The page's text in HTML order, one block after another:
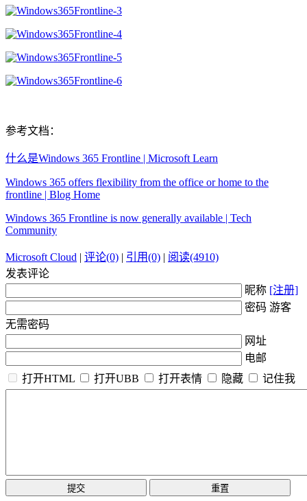
参考文档：
什么是Windows 365 Frontline | Microsoft Learn
Windows 365 offers flexibility from the office or home to the
frontline | Blog Home
Windows 365 Frontline is now generally available | Tech
Community
Microsoft Cloud | 评论(0) | 引用(0) | 阅读(4910)
发表评论
昵称 [注册]
密码 游客
无需密码
网址
电邮
打开HTML
打开UBB 打开表情 隐藏 记住我